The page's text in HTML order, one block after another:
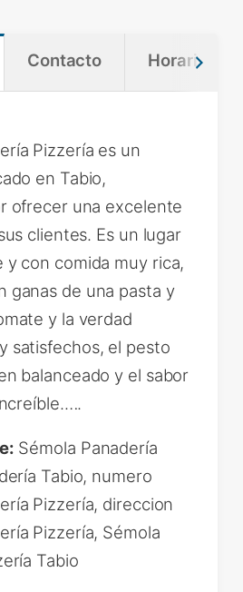
Contacto Horario
Pizzería es un
en Tabio,
ofrecer una excelente
clientes. Es un lugar
y con comida muy rica,
ganas de una pasta y
y la verdad
satisfechos, el pesto
balanceado y el sabor
Sémola Panadería
Tabio, numero
Pizzería, direccion
Pizzería, Sémola
Tabio